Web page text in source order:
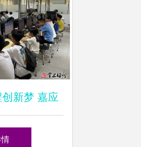
新梦 嘉应
办梅州软件